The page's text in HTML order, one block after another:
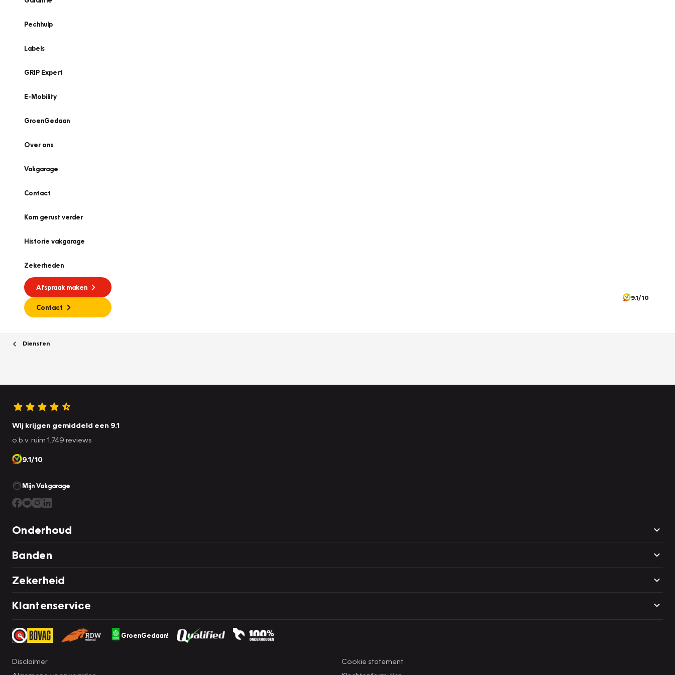
Pechhulp
Labels
GRIP Expert
E-Mobility
GroenGedaan
Over ons
Vakgarage
Contact
Kom gerust verder
Historie vakgarage
Zekerheden
Afspraak maken
Contact
9.1/10
Diensten
Wij krijgen gemiddeld een 9.1
o.b.v. ruim 1.749 reviews
9.1/10
Mijn Vakgarage
Onderhoud
Banden
Zekerheid
Klantenservice
GroenGedaan!
Disclaimer
Cookie statement